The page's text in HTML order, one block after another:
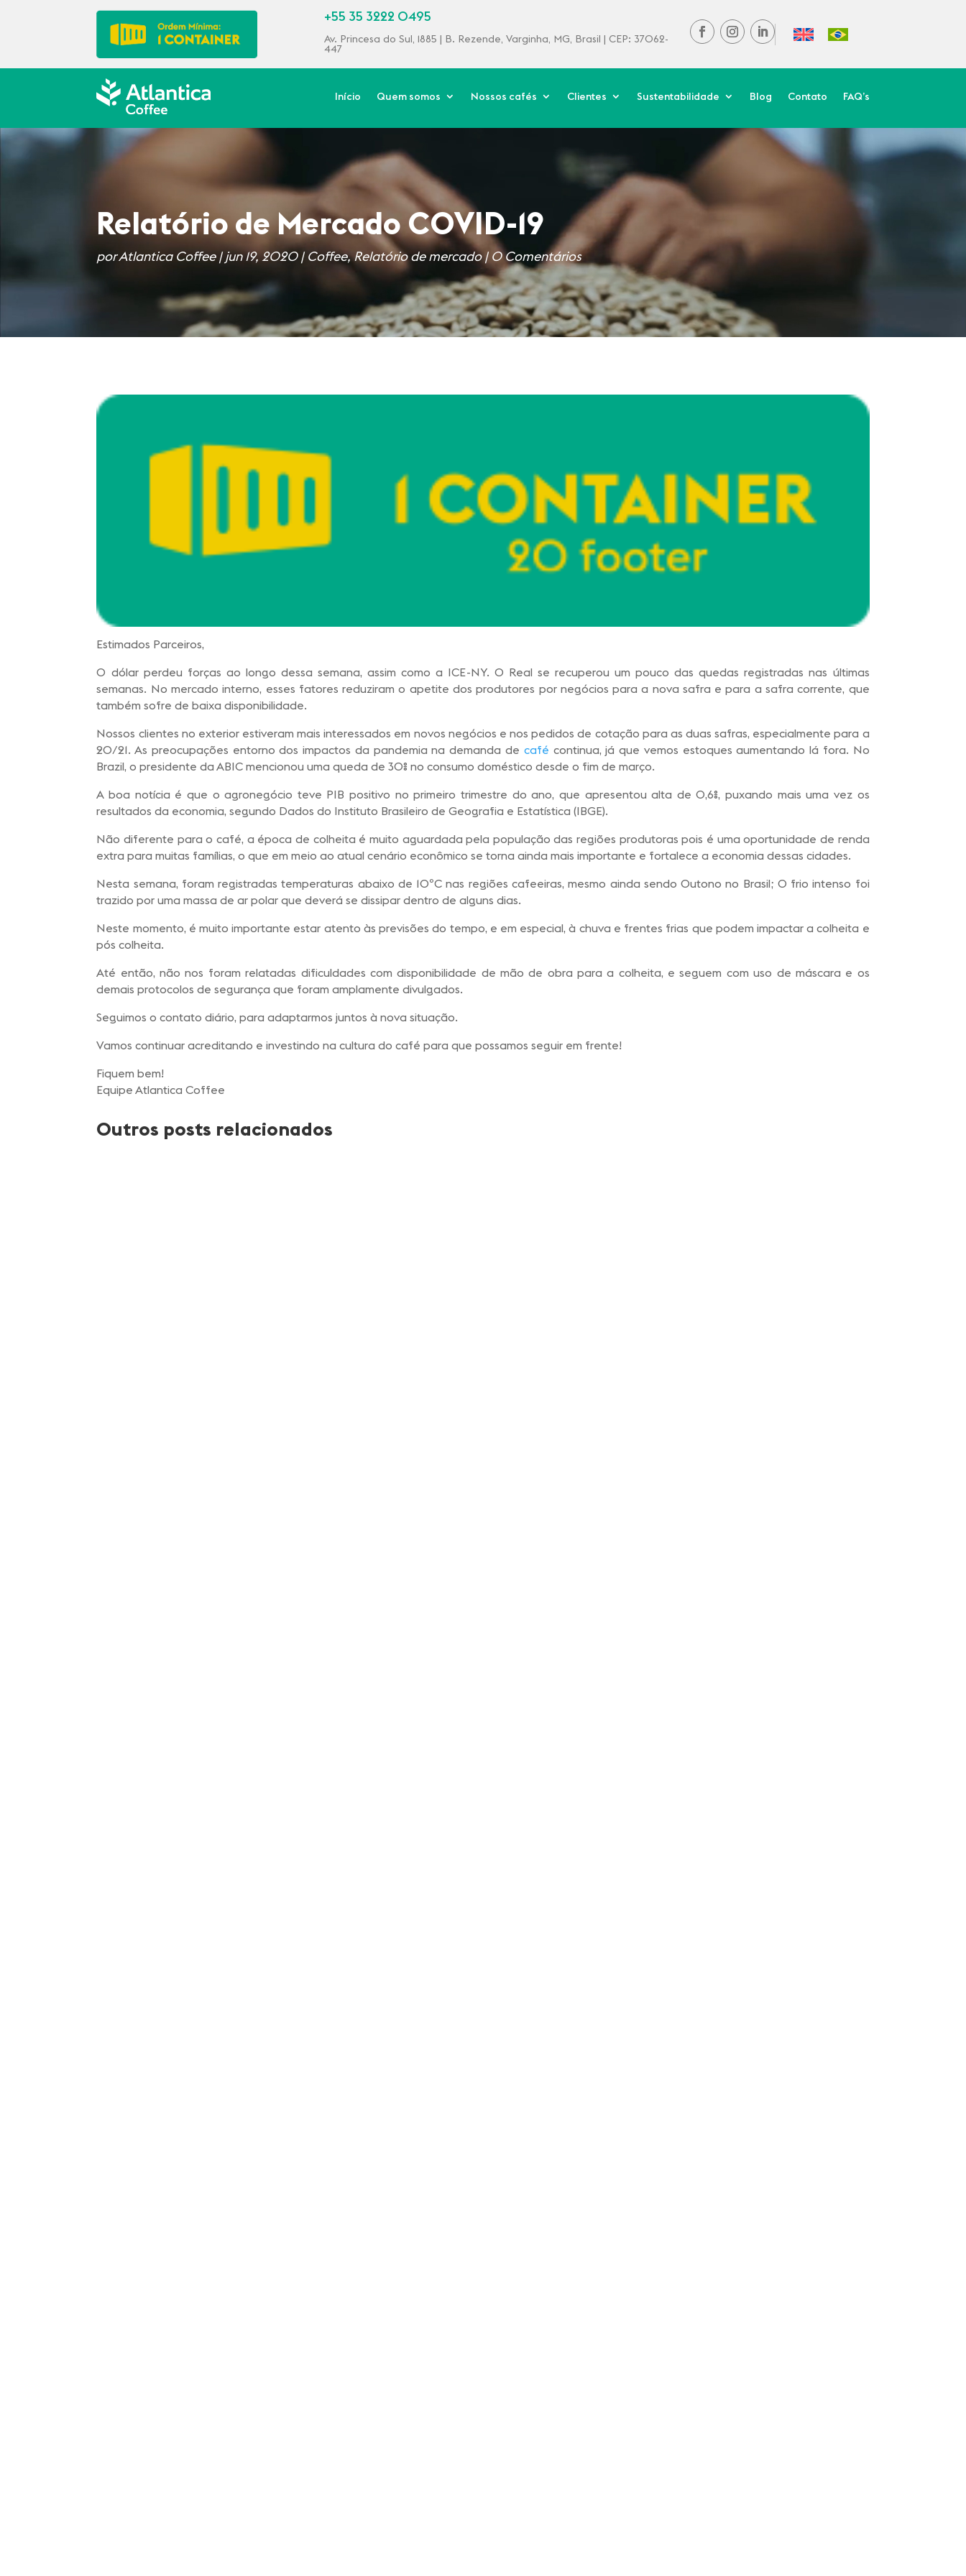
+55 35 3222 0495
Av. Princesa do Sul, 1885 | B. Rezende, Varginha, MG, Brasil | CEP: 37062-
447
Início Quem somos Nossos cafés Clientes Sustentabilidade Blog Contato FAQ’s
Relatório de Mercado COVID-19
porAtlantica Coffee|jun 19, 2020|Coffee,Relatório de mercado| 0 Comentários
Estimados Parceiros,
O dólar perdeu forças ao longo dessa semana, assim como a ICE-NY. O Real se recuperou um pouco das quedas registradas nas últimas
semanas. No mercado interno, esses fatores reduziram o apetite dos produtores por negócios para a nova safra e para a safra corrente, que
também sofre de baixa disponibilidade.
Nossos clientes no exterior estiveram mais interessados em novos negócios e nos pedidos de cotação para as duas safras, especialmente para a
20/21. As preocupações entorno dos impactos da pandemia na demanda de café continua, já que vemos estoques aumentando lá fora. No
Brazil, o presidente da ABIC mencionou uma queda de 30% no consumo doméstico desde o fim de março.
A boa notícia é que o agronegócio teve PIB positivo no primeiro trimestre do ano, que apresentou alta de 0,6%, puxando mais uma vez os
resultados da economia, segundo Dados do Instituto Brasileiro de Geografia e Estatística (IBGE).
Não diferente para o café, a época de colheita é muito aguardada pela população das regiões produtoras pois é uma oportunidade de renda
extra para muitas famílias, o que em meio ao atual cenário econômico se torna ainda mais importante e fortalece a economia dessas cidades.
Nesta semana, foram registradas temperaturas abaixo de 10ºC nas regiões cafeeiras, mesmo ainda sendo Outono no Brasil; O frio intenso foi
trazido por uma massa de ar polar que deverá se dissipar dentro de alguns dias.
Neste momento, é muito importante estar atento às previsões do tempo, e em especial, à chuva e frentes frias que podem impactar a colheita e
pós colheita.
Até então, não nos foram relatadas dificuldades com disponibilidade de mão de obra para a colheita, e seguem com uso de máscara e os
demais protocolos de segurança que foram amplamente divulgados.
Seguimos o contato diário, para adaptarmos juntos à nova situação.
Vamos continuar acreditando e investindo na cultura do café para que possamos seguir em frente!
Fiquem bem!
Equipe Atlantica Coffee
Outros posts relacionados